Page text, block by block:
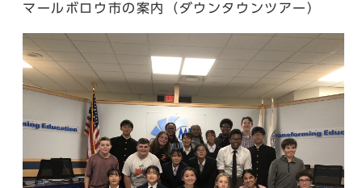
マールボロウ市の案内（ダウンタウンツアー）